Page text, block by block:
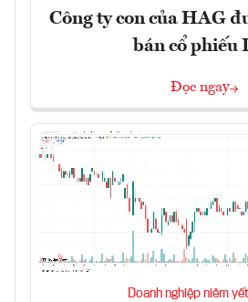
Công ty con của HAG
bán cổ phiếu
Đọc ngay
Doanh nghiệp niêm yết